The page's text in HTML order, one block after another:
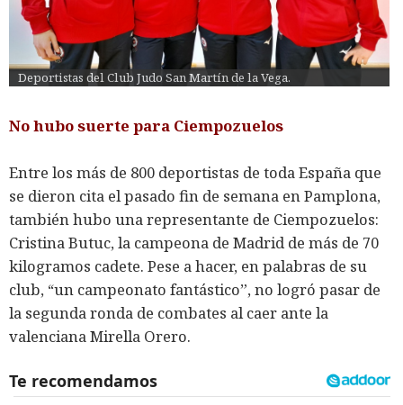
Deportistas del Club Judo San Martín de la Vega.
No hubo suerte para Ciempozuelos
Entre los más de 800 deportistas de toda España que
se dieron cita el pasado fin de semana en Pamplona,
también hubo una representante de Ciempozuelos:
Cristina Butuc, la campeona de Madrid de más de 70
kilogramos cadete. Pese a hacer, en palabras de su
club, “un campeonato fantástico”, no logró pasar de
la segunda ronda de combates al caer ante la
valenciana Mirella Orero.